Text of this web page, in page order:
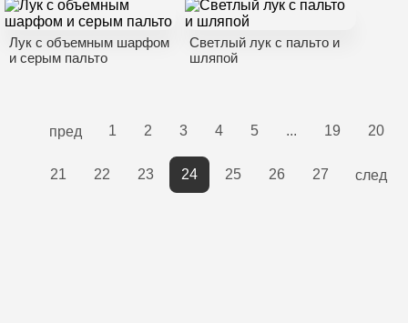
Лук с объемным шарфом
и серым пальто
Светлый лук с пальто и
шляпой
пред 1 2 3 4 5 ... 19 20
21 22 23 24 25 26 27 след